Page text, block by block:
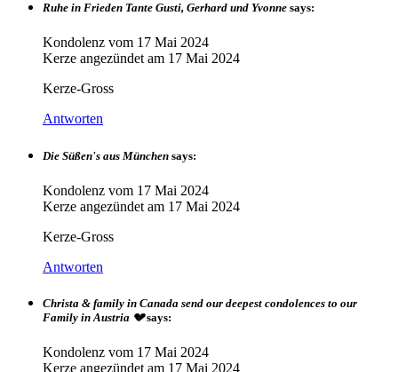
Ruhe in Frieden Tante Gusti, Gerhard und Yvonne says:
Kondolenz vom 17 Mai 2024
Kerze angezündet am 17 Mai 2024
Kerze-Gross
Antworten
Die Süßen's aus München says:
Kondolenz vom 17 Mai 2024
Kerze angezündet am 17 Mai 2024
Kerze-Gross
Antworten
Christa & family in Canada send our deepest condolences to our
Family in Austria 💔 says:
Kondolenz vom 17 Mai 2024
Kerze angezündet am 17 Mai 2024